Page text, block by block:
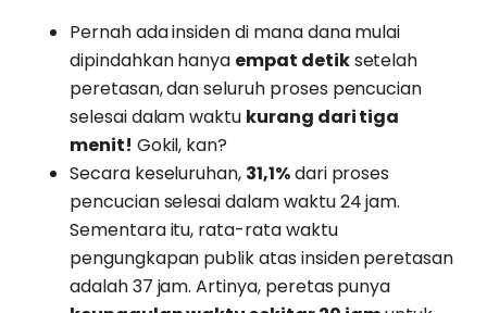
Pernah ada insiden di mana dana mulai
dipindahkan hanya empat detiksetelah
peretasan, dan seluruh proses pencucian
selesai dalam waktu kurang dari tiga
menit! Gokil, kan?
Secara keseluruhan, 31,1%dari proses
pencucian selesai dalam waktu 24 jam.
Sementara itu, rata-rata waktu
pengungkapan publik atas insiden peretasan
adalah 37 jam. Artinya, peretas punya